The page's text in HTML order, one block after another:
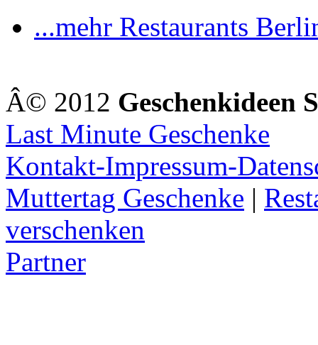
...mehr Restaurants
Â© 2012 Geschenkideen
Last Minute Geschenke
Kontakt-Impressum-
Muttertag Geschenke |
verschenken
Partner